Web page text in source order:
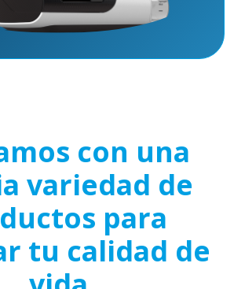
con una
variedad de
para
tu calidad de